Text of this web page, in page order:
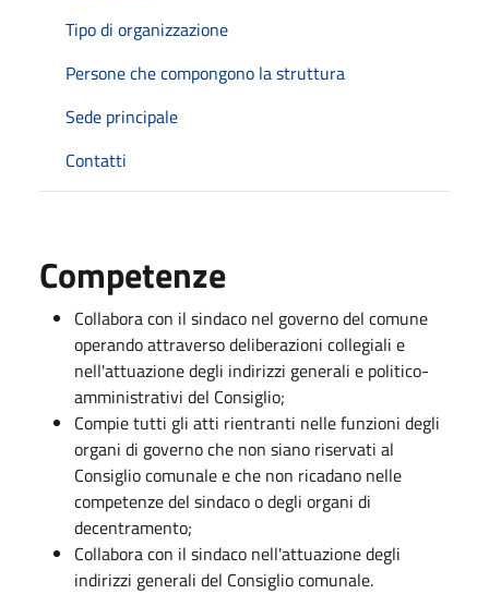
Tipo di organizzazione
Persone che compongono la struttura
Sede principale
Contatti
Competenze
Collabora con il sindaco nel governo del comune
operando attraverso deliberazioni collegiali e
nell'attuazione degli indirizzi generali e politico-
amministrativi del Consiglio;
Compie tutti gli atti rientranti nelle funzioni degli
organi di governo che non siano riservati al
Consiglio comunale e che non ricadano nelle
competenze del sindaco o degli organi di
decentramento;
Collabora con il sindaco nell'attuazione degli
indirizzi generali del Consiglio comunale.